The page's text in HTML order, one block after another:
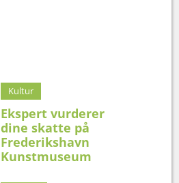
Kultur
Ekspert vurderer
dine skatte på
Frederikshavn
Kunstmuseum